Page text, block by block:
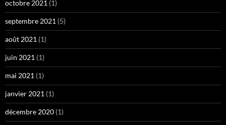
octobre 2021 (1)
septembre 2021 (5)
août 2021 (1)
juin 2021 (1)
mai 2021 (1)
janvier 2021 (1)
décembre 2020 (1)